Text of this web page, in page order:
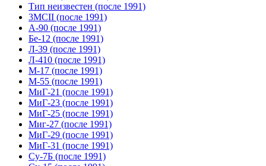
Тип неизвестен (после 1991)
3МСII (после 1991)
А-90 (после 1991)
Бе-12 (после 1991)
Л-39 (после 1991)
Л-410 (после 1991)
М-17 (после 1991)
М-55 (после 1991)
МиГ-21 (после 1991)
МиГ-23 (после 1991)
МиГ-25 (после 1991)
Миг-27 (после 1991)
МиГ-29 (после 1991)
МиГ-31 (после 1991)
Су-7Б (после 1991)